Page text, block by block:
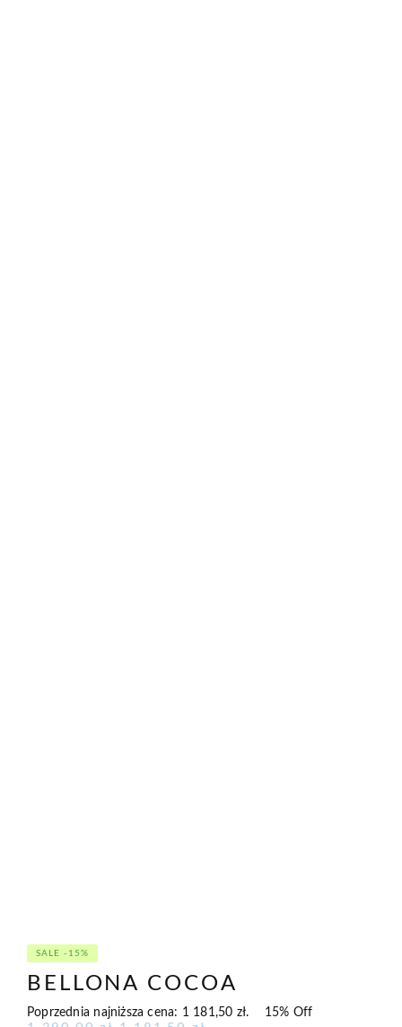
SALE -15%
BELLONA COCOA
Poprzednia najniższa cena: 1 181,50 zł. 15% Off